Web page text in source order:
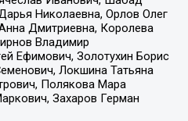
Николаевна, Орлов Олег
Дмитриевна, Королева
Владимир
Ефимович, Золотухин Борис
Локшина Татьяна
Полякова Мара
Захаров Герман